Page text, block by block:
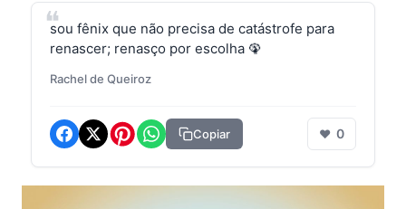
sou fênix que não precisa de catástrofe para
renascer; renasço por escolha 🦚
Rachel de Queiroz
Copiar ❤ 0